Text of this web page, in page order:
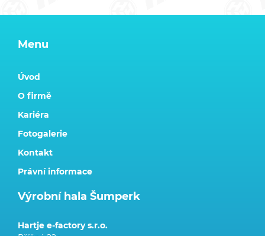
Menu
Úvod
O firmě
Kariéra
Fotogalerie
Kontakt
Právní informace
Výrobní hala Šumperk
Hartje e-factory s.r.o.